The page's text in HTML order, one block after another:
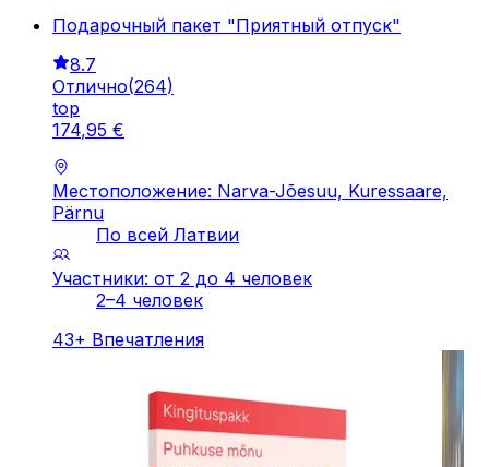
Подарочный пакет "Приятный отпуск"
8.7
Отлично(264)
top
174,95 €
Местоположение: Narva-Jõesuu, Kuressaare,
Pärnu
По всей Латвии
Участники: от 2 до 4 человек
2–4 человек
43+ Впечатления